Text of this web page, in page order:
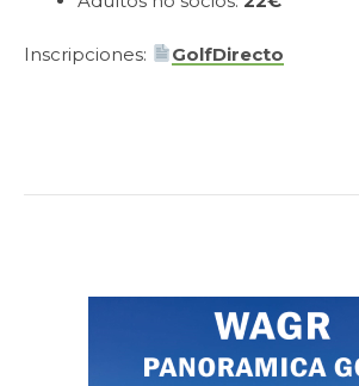
Inscripciones: GolfDirecto